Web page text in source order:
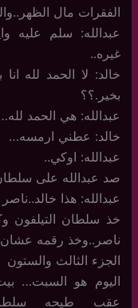
الفقرات مال
عبدالله: سلم عليه
غيره..
خالد: لا الحمد لله
بخير.؟؟
عبدالله: هي الحمد
خالد: عطني ارمسه…
عبدالله: اوكي..
صد عبدالله على
عبدالله: هذا
خذ سلطان التيلفون
ناصر..وخذ رقمه عشان
الجزء الثالث والستون
اليوم هو السبت…
عقب طيحه